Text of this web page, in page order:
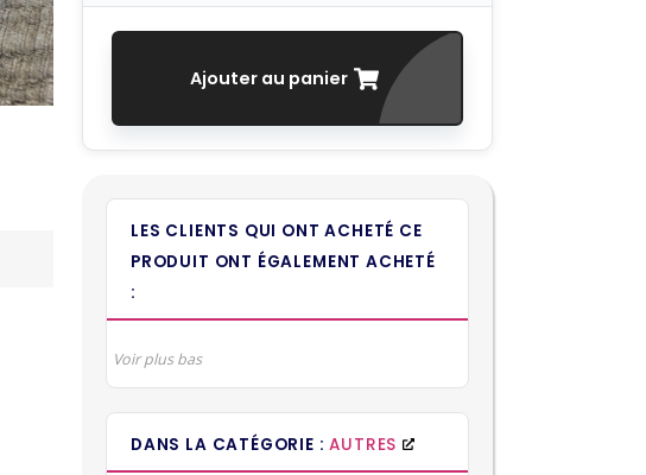
Ajouter au panier
LES CLIENTS QUI ONT ACHETÉ CE
PRODUIT ONT ÉGALEMENT ACHETÉ
:
Voir plus bas
DANS LA CATÉGORIE :AUTRES